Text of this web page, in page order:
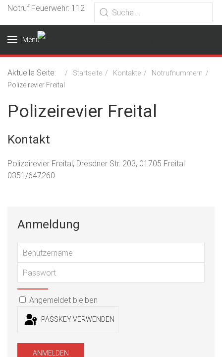
Notruf Feuerwehr: 112
Menu
Aktuelle Seite: Startseite Kontakte
Notrufnummern
Polizeirevier Freital
Polizeirevier Freital
Kontakt
Adresse
Polizeirevier Freital, Dresdner Str. 203, 01705 Freital
Telefon
0351/647260
Anmeldung
Passwort
PASSWORT ANZEIGEN
Angemeldet bleiben
PASSKEY VERWENDEN
ANMELDEN